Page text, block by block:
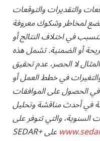
والتقديرات والتوقعات
لمخاطر وشكوك معروفة
في اختلاف النتائج أو
أو الضمنية. تشمل هذه
لا الحصر، عدم تحقيق
في خطط العمل أو
الحصول على الموافقات
في أحدث مناقشة وتحليل
السنوية، والتي تتوفر على